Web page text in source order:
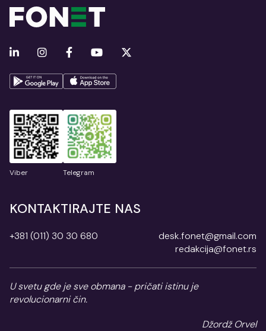
Viber Telegram
KONTAKTIRAJTE NAS
+381 (011) 30 30 680
desk.fonet@gmail.com
redakcija@fonet.rs
U svetu gde je sve obmana - pričati istinu je
revolucionarni čin.
Džordž Orvel